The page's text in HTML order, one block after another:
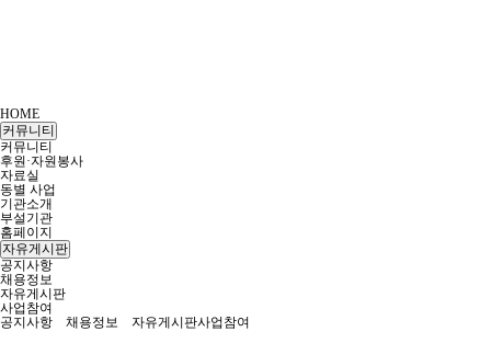
HOME
커뮤니티
커뮤니티
후원·자원봉사
자료실
동별 사업
기관소개
부설기관
홈페이지
자유게시판
공지사항
채용정보
자유게시판
사업참여
공지사항
채용정보 자유게시판사업참여